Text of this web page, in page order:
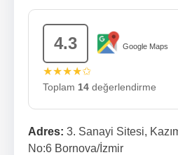
4.3 Google Maps
★★★★✩
Toplam 14 değerlendirme
Adres: 3. Sanayi Sitesi,
No:6 Bornova/İzmir